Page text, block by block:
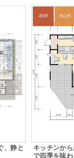
、静と
45坪 6LDK
キッチンか
で四季を味